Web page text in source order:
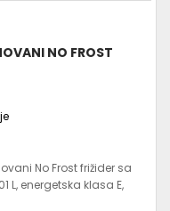
NO FROST
No Frost frižider sa
L, energetska klasa E,